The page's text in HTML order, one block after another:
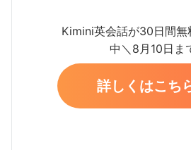
Kimini英会話が30日間無
中＼8月10日ま
詳しくはこち